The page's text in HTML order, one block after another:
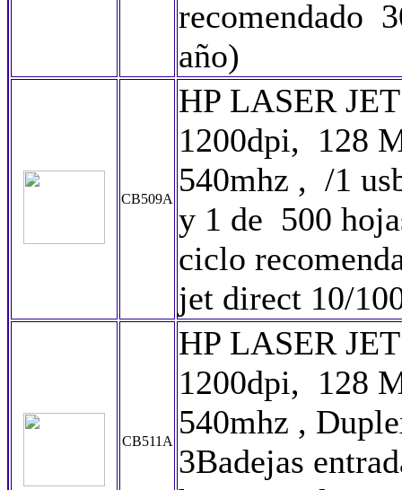
recomendado
año)
CB509A
HP LASER
1200dpi, 128
540mhz , /1
y 1 de 500
ciclo
jet direct 10/
CB511A
HP LASER
1200dpi, 128
540mhz ,
3Badejas